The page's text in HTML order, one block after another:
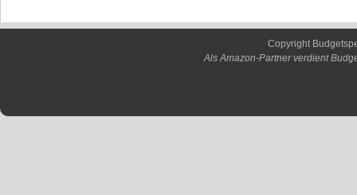
Copyright
Als Amazon-Partner verdient